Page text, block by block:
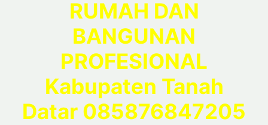
RUMAH DAN
BANGUNAN
PROFESIONAL
Kabupaten Tanah
Datar 085876847205